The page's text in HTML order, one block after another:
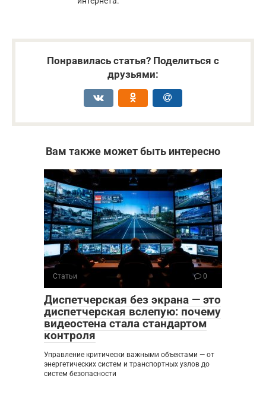
Понравилась статья? Поделиться с
друзьями:
Вам также может быть интересно
Статьи 0
Диспетчерская без экрана — это
диспетчерская вслепую: почему
видеостена стала стандартом
контроля
Управление критически важными объектами — от
энергетических систем и транспортных узлов до
систем безопасности